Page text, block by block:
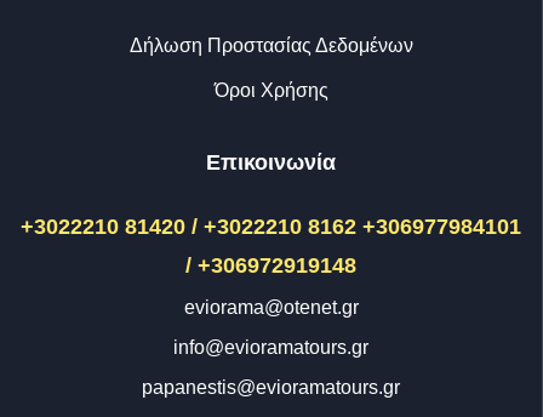
Δήλωση Προστασίας Δεδομένων
Όροι Χρήσης
Επικοινωνία
+3022210 81420 / +3022210 8162 +306977984101
/ +306972919148
eviorama@otenet.gr
info@evioramatours.gr
papanestis@evioramatours.gr